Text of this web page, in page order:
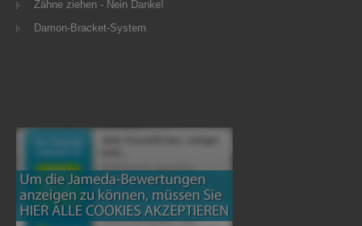
Zähne ziehen - Nein Danke!
Damon-Bracket-System